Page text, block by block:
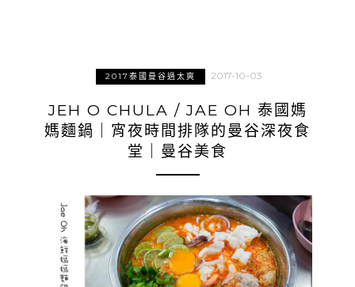
2017泰國曼谷過太爽 2017-10-03
JEH O CHULA / JAE OH 泰國媽
媽麵鍋｜宵夜時間排隊的曼谷深夜食
堂｜曼谷美食